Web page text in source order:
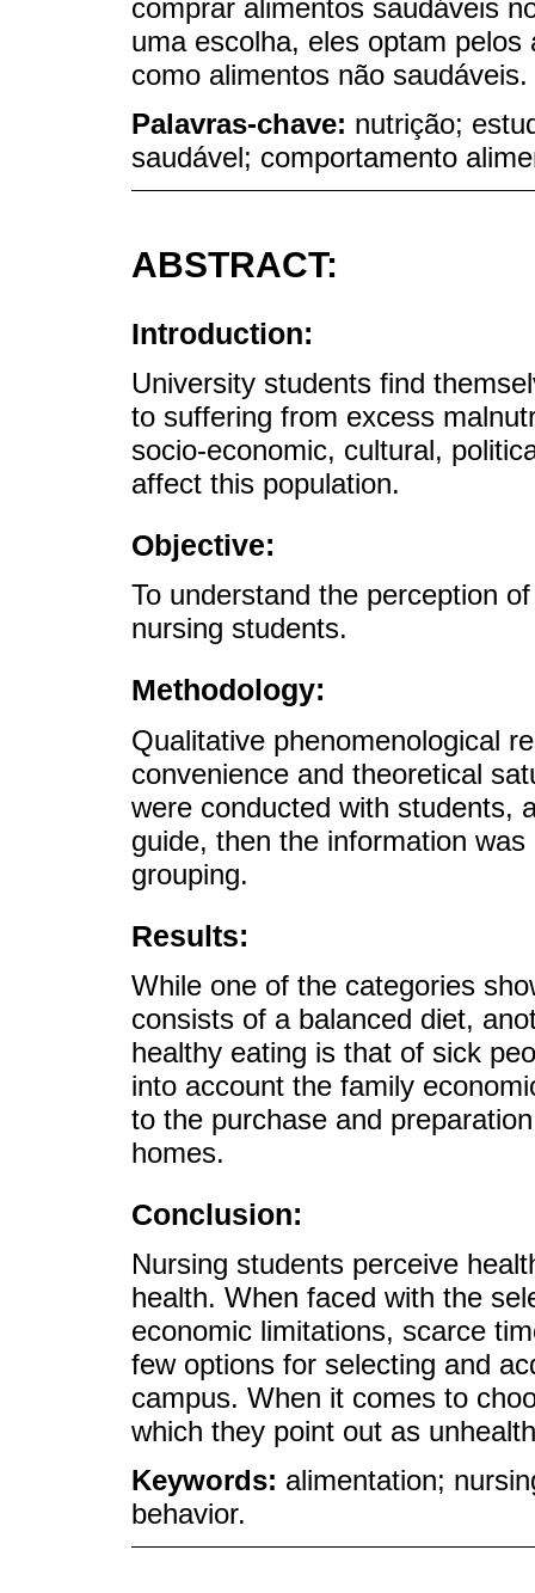
comprar alimentos saudáveis
uma escolha, eles optam
como alimentos não saudáveis.
Palavras-chave: nutrição;
saudável; comportamento
ABSTRACT:
Introduction:
University students find
to suffering from excess
socio-economic, cultural,
affect this population.
Objective:
To understand the perception
nursing students.
Methodology:
Qualitative phenomenological
convenience and theoretical
were conducted with students,
guide, then the information
grouping.
Results:
While one of the categories
consists of a balanced diet,
healthy eating is that of sick
into account the family
to the purchase and
homes.
Conclusion:
Nursing students perceive
health. When faced with the
economic limitations, scarce
few options for selecting and
campus. When it comes to
which they point out as
Keywords: alimentation;
behavior.